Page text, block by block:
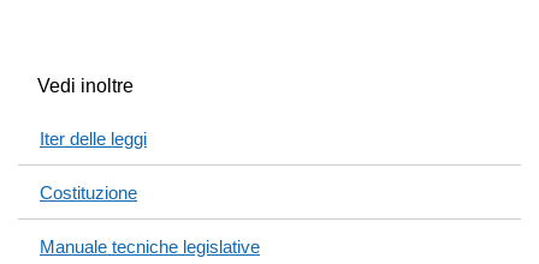
Vedi inoltre
Iter delle leggi
Costituzione
Manuale tecniche legislative